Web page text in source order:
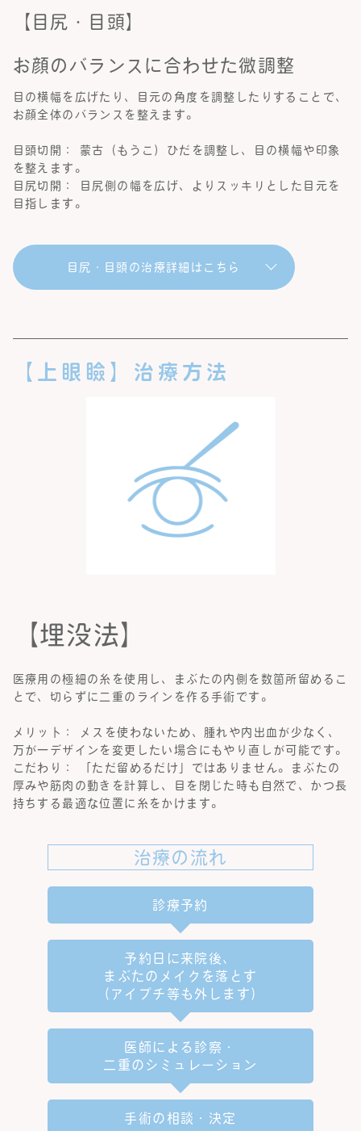
【目尻・目頭】
お顔のバランスに合わせた微調整
目の横幅を広げたり、目元の角度を調整したりすることで、
お顔全体のバランスを整えます。
目頭切開： 蒙古（もうこ）ひだを調整し、目の横幅や印象
を整えます。
目尻切開： 目尻側の幅を広げ、よりスッキリとした目元を
目指します。
目尻・目頭の治療詳細はこちら
【上眼瞼】治療方法
【埋没法】
医療用の極細の糸を使用し、まぶたの内側を数箇所留めるこ
とで、切らずに二重のラインを作る手術です。
メリット： メスを使わないため、腫れや内出血が少なく、
万が一デザインを変更したい場合にもやり直しが可能です。
こだわり： 「ただ留めるだけ」ではありません。まぶたの
厚みや筋肉の動きを計算し、目を閉じた時も自然で、かつ長
持ちする最適な位置に糸をかけます。
治療の流れ
診療予約
予約日に来院後、
まぶたのメイクを落とす
（アイプチ等も外します）
医師による診察・
二重のシミュレーション
手術の相談・決定